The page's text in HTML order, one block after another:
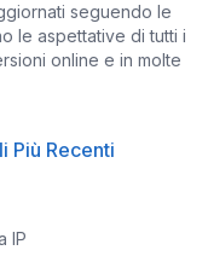
seguendo le
le aspettative di tutti i
online e in molte
Più Recenti
IP